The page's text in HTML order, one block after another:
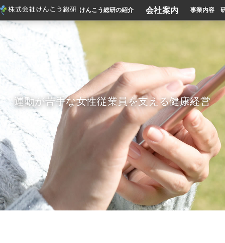
けんこう総研の紹介 会社案内 事業内容
運動が苦手な女性従業員を支える健康経営